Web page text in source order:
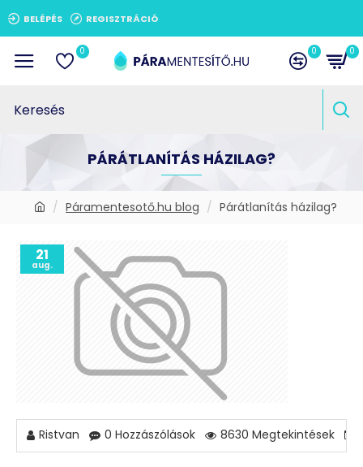
BELÉPÉS REGISZTRÁCIÓ
0 0 0
Páramentesotő.hu blog Párátlanítás házilag?
PÁRÁTLANÍTÁS HÁZILAG?
21
aug.
Ristvan 0 Hozzászólások 8630 Megtekintések